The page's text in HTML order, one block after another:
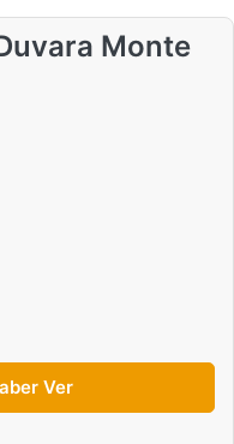
Monte
Ver